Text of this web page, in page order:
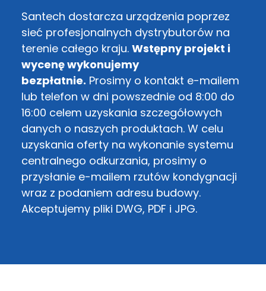
Santech dostarcza urządzenia poprzez
sieć profesjonalnych dystrybutorów na
terenie całego kraju. Wstępny projekt i
wycenę wykonujemy
bezpłatnie. Prosimy o kontakt e-mailem
lub telefon w dni powszednie od 8:00 do
16:00 celem uzyskania szczegółowych
danych o naszych produktach. W celu
uzyskania oferty na wykonanie systemu
centralnego odkurzania, prosimy o
przysłanie e-mailem rzutów kondygnacji
wraz z podaniem adresu budowy.
Akceptujemy pliki DWG, PDF i JPG.